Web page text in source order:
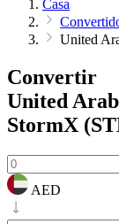
Casa
United
Convertir
United
StormX
AED